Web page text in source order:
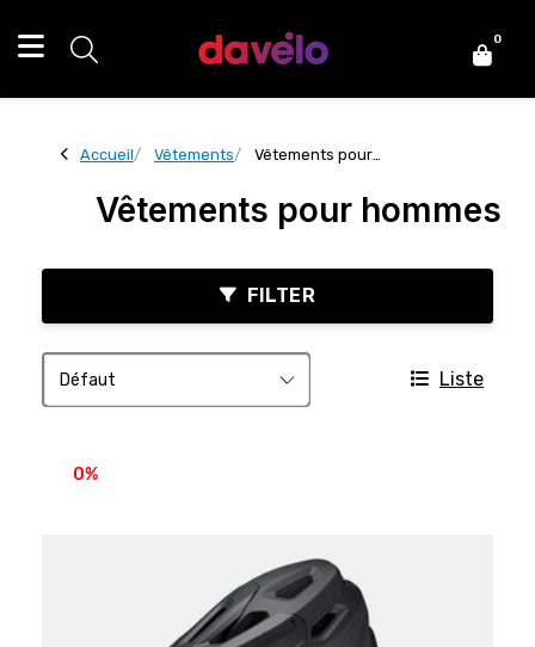
0
Accueil Vêtements
Vêtements pour
Vêtements pour hommes
FILTER
Liste
0%